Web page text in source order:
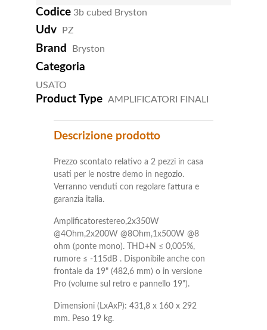
Codice 3b cubed Bryston
Udv PZ
Brand Bryston
Categoria
USATO
Product Type AMPLIFICATORI FINALI
Descrizione prodotto
Prezzo scontato relativo a 2 pezzi in casa
usati per le nostre demo in negozio.
Verranno venduti con regolare fattura e
garanzia italia.
Amplificatorestereo,2x350W
@4Ohm,2x200W @8Ohm,1x500W @8
ohm (ponte mono). THD+N ≤ 0,005%,
rumore ≤ -115dB . Disponibile anche con
frontale da 19" (482,6 mm) o in versione
Pro (volume sul retro e pannello 19").
Dimensioni (LxAxP): 431,8 x 160 x 292
mm. Peso 19 kg.